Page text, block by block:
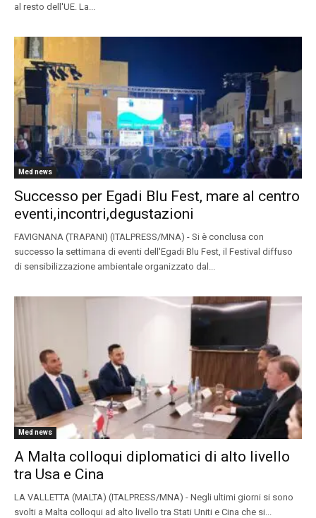
al resto dell'UE. La...
Med news
Successo per Egadi Blu Fest, mare al centro
eventi,incontri,degustazioni
FAVIGNANA (TRAPANI) (ITALPRESS/MNA) - Si è conclusa con
successo la settimana di eventi dell'Egadi Blu Fest, il Festival diffuso
di sensibilizzazione ambientale organizzato dal...
Med news
A Malta colloqui diplomatici di alto livello
tra Usa e Cina
LA VALLETTA (MALTA) (ITALPRESS/MNA) - Negli ultimi giorni si sono
svolti a Malta colloqui ad alto livello tra Stati Uniti e Cina che si...